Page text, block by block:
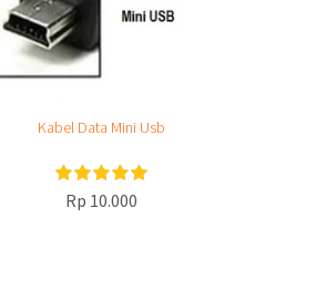
Kabel Data Mini Usb
Rp 10.000